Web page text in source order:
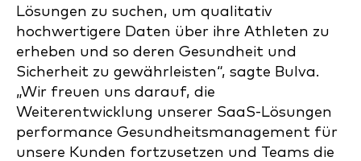
Lösungen zu suchen, um qualitativ
hochwertigere Daten über ihre Athleten zu
erheben und so deren Gesundheit und
Sicherheit zu gewährleisten“, sagte Bulva.
„Wir freuen uns darauf, die
Weiterentwicklung unserer SaaS-Lösungen
performance Gesundheitsmanagement für
unsere Kunden fortzusetzen und Teams die